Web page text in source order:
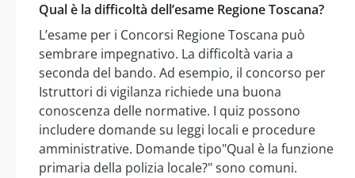
Qual è la difficoltà dell’esame Regione Toscana?
L’esame per i Concorsi Regione Toscana può
sembrare impegnativo. La difficoltà varia a
seconda del bando. Ad esempio, il concorso per
Istruttori di vigilanza richiede una buona
conoscenza delle normative. I quiz possono
includere domande su leggi locali e procedure
amministrative. Domande tipo"Qual è la funzione
primaria della polizia locale?" sono comuni.